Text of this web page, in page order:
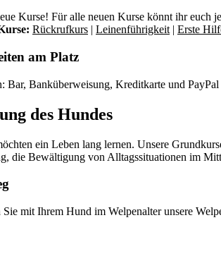
Kurse! Für alle neuen Kurse könnt ihr euch
Rückrufkurs | Leinenführigkeit | Erste
am Platz
des Hundes
ein Leben lang lernen. Unsere
die Bewältigung von Alltagssituationen im
mit Ihrem Hund im Welpenalter unsere